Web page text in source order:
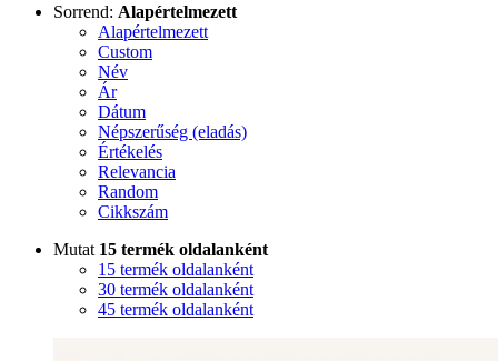
Sorrend: Alapértelmezett
Alapértelmezett
Custom
Név
Ár
Dátum
Népszerűség (eladás)
Értékelés
Relevancia
Random
Cikkszám
Mutat 15 termék oldalanként
15 termék oldalanként
30 termék oldalanként
45 termék oldalanként